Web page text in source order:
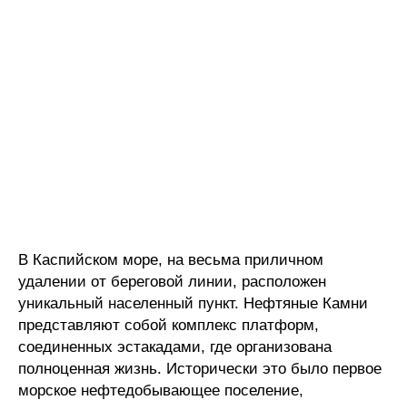
В Каспийском море, на весьма приличном
удалении от береговой линии, расположен
уникальный населенный пункт. Нефтяные Камни
представляют собой комплекс платформ,
соединенных эстакадами, где организована
полноценная жизнь. Исторически это было первое
морское нефтедобывающее поселение,